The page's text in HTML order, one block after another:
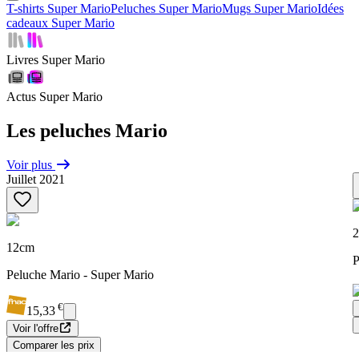
T-shirts Super MarioPeluches Super MarioMugs Super MarioIdées
cadeaux Super Mario
Livres Super Mario
Actus Super Mario
Les peluches Mario
Voir plus
Juillet 2021
12cm
Peluche Mario - Super Mario
15,33 €
Voir l'offre
Comparer les prix